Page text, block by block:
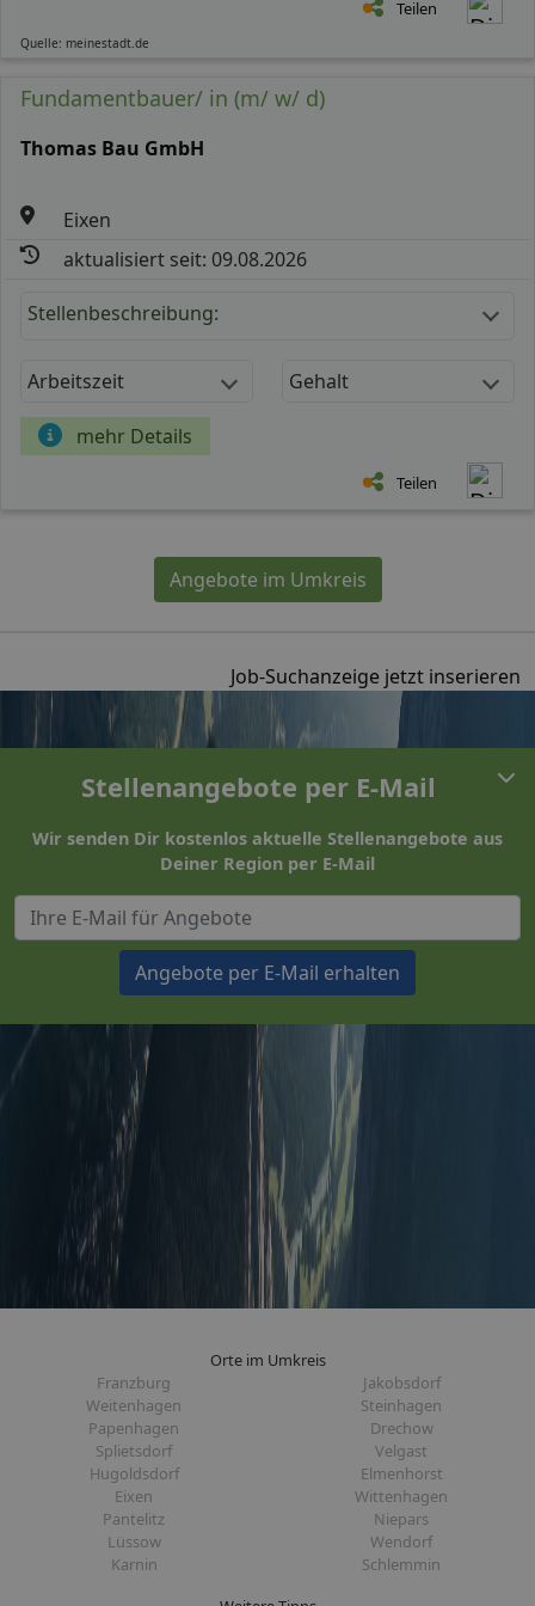
Teilen
Quelle: meinestadt.de
Fundamentbauer/ in (m/ w/ d)
Thomas Bau GmbH
Eixen
aktualisiert seit: 09.08.2026
Stellenbeschreibung:
Arbeitszeit Gehalt
mehr Details
Teilen
Angebote im Umkreis
Job-Suchanzeige jetzt inserieren
Stellenangebote per E-Mail
Wir senden Dir kostenlos aktuelle Stellenangebote aus
Deiner Region per E-Mail
Angebote per E-Mail erhalten
Orte im Umkreis
Franzburg
Jakobsdorf
Weitenhagen
Steinhagen
Papenhagen
Drechow
Splietsdorf
Velgast
Hugoldsdorf
Elmenhorst
Eixen
Wittenhagen
Pantelitz
Niepars
Lüssow
Wendorf
Karnin
Schlemmin